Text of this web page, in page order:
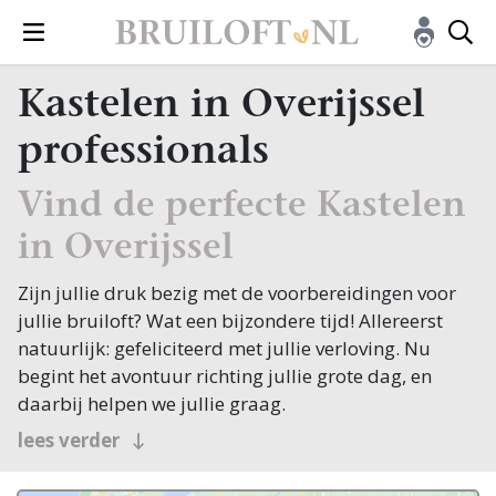
Kastelen in Overijssel
professionals
Vind de perfecte Kastelen
in Overijssel
Zijn jullie druk bezig met de voorbereidingen voor
jullie bruiloft? Wat een bijzondere tijd! Allereerst
natuurlijk: gefeliciteerd met jullie verloving. Nu
begint het avontuur richting jullie grote dag, en
daarbij helpen we jullie graag.
Een van de eerste stappen in de planning is het
Bruiloft.nl aan het juiste adres. Of je nu in Overijssel
lees verder